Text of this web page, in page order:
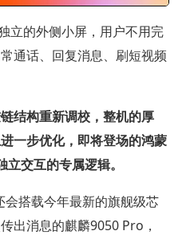
立的外侧小屏，用户不用完
通话、回复消息、刷短视频
结构重新调校，整机的厚
一步优化，即将登场的鸿蒙
交互的专属逻辑。
搭载今年最新的旗舰级芯
出消息的麒麟9050 Pro，